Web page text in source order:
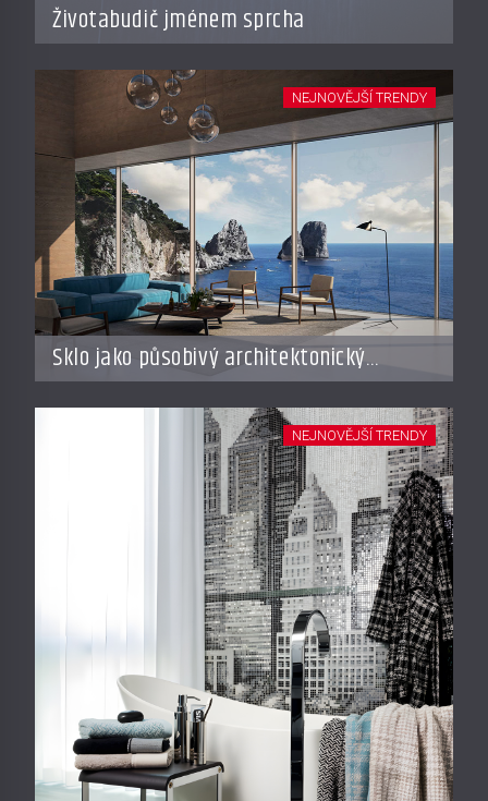
Životabudič jménem sprcha
Sklo jako působivý architektonický
materiál
NEJNOVĚJŠÍ TRENDY
NEJNOVĚJŠÍ TRENDY